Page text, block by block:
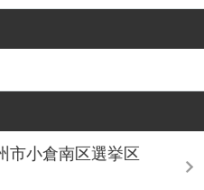
市小倉南区選挙区